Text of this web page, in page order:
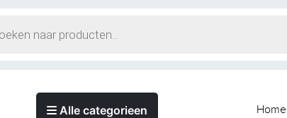
Alle categorieen Home